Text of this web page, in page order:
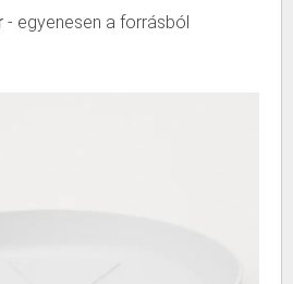
- egyenesen a forrásból